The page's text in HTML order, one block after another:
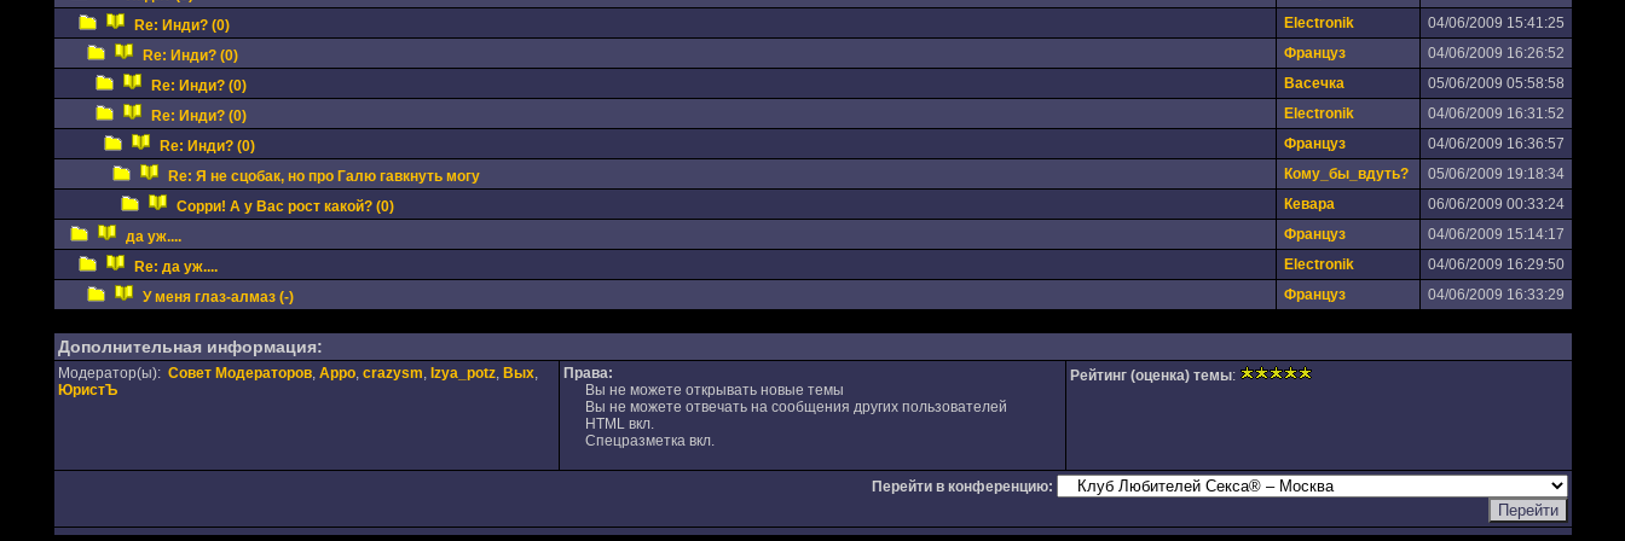
Re: Инди? (0)
Electronik
04/06/2009 15:41:25
Re: Инди? (0)
Француз
04/06/2009 16:26:52
Re: Инди? (0)
Васечка
05/06/2009 05:58:58
Re: Инди? (0)
Electronik
04/06/2009 16:31:52
Re: Инди? (0)
Француз
04/06/2009 16:36:57
Re: Я не сцобак, но про Галю гавкнуть могу
Кому_бы_вдуть?
05/06/2009 19:18:34
Сорри! А у Вас рост какой? (0)
Кевара
06/06/2009 00:33:24
да уж....
Француз
04/06/2009 15:14:17
Re: да уж....
Electronik
04/06/2009 16:29:50
У меня глаз-алмаз (-)
Француз 04/06/2009 16:33:29
Дополнительная информация:
Модератор(ы): Совет Модераторов, Appo, crazysm, Izya_potz, Вых,
ЮристЪ
Права:
Вы не можете открывать новые темы
Вы не можете отвечать на сообщения других пользователей
HTML вкл.
Спецразметка вкл.
Рейтинг (оценка) темы:
Перейти в конференцию: